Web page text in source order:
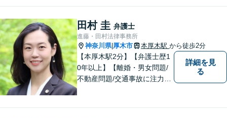
B面談可】【本厚木駅1分】
田村 圭 弁護士
進藤・田村法律事務所
神奈川県| 厚木市 本厚木駅 から徒歩2分
【本厚木駅2分】【弁護士歴1
0年以上】【離婚・男女問題/
不動産問題/交通事故に注力】
詳細を見
る